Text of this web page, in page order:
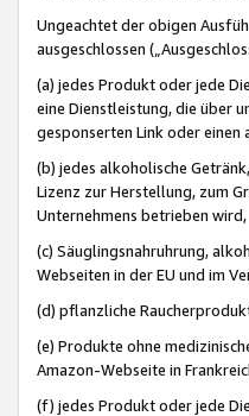
Ungeachtet der obigen
ausgeschlossen
(a) jedes Produkt oder jede
eine Dienstleistung, die über
gesponserten Link oder
(b) jedes alkoholische
Lizenz zur Herstellung, zum
Unternehmens betrieben wird,
(c) Säuglingsnahruhrung,
Webseiten in der EU und im
(d) pflanzliche
(e) Produkte ohne
Amazon-Webseite in
(f) jedes Produkt oder jede